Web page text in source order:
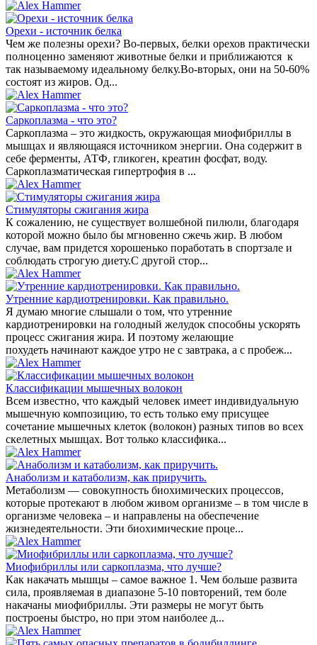
Орехи - источник белка
Чем же полезны орехи? Во-первых, белки орехов практически
полноценно заменяют животные белки и приближаются к
так называемому идеальному белку.Во-вторых, они на 50-60%
состоят из жиров. Од...
Саркоплазма - что это?
Саркоплазма – это жидкость, окружающая миофибриллы в
мышцах и являющаяся источником энергии. Она содержит в
себе ферменты, АТФ, гликоген, креатин фосфат, воду.
Саркоплазматическая гипертрофия в ...
Стимуляторы сжигания жира
К сожалению, не существует волшебной пилюли, благодаря
которой можно было бы мгновенно сжечь жир. В любом
случае, вам придется хорошенько поработать в спортзале и
соблюдать строгую диету.С другой стор...
Утренние кардиотренировки. Как правильно.
Я думаю многие слышали о том, что утренние
кардиотренировки на голодный желудок способны ускорять
процесс сжигания жира. И поэтому желающие
похудеть начинают каждое утро не с завтрака, а с пробеж...
Классификации мышечных волокон
Всем известно, что каждый человек имеет индивидуальную
мышечную композицию, то есть только ему присущее
сочетание мышечных клеток (волокон) разных типов во всех
скелетных мышцах. Вот только классифика...
Анаболизм и катаболизм, как приручить.
Метаболизм — совокупность биохимических процессов,
которые протекают в любом живом организме – в том числе в
организме человека – и направлены на обеспечение
жизнедеятельности. Эти биохимические проце...
Миофибриллы или саркоплазма, что лучше?
Как накачать мышцы – самое важное 1. Чем больше развита
сила, проявляемая в диапазоне 5-10 повторений, тем боле
накачаны миофибриллы. Эти размеры не могут быть
построены быстро, но при этом наиболее д...